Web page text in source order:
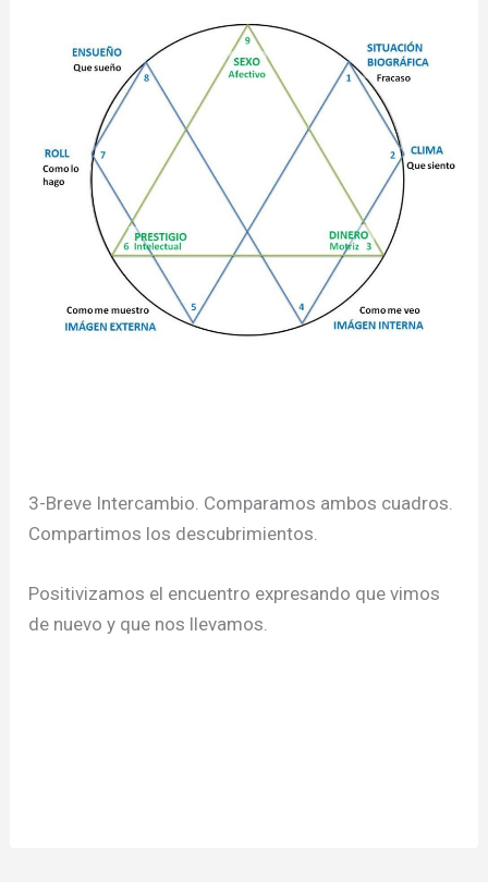
3-Breve Intercambio. Comparamos ambos cuadros.
Compartimos los descubrimientos.
Positivizamos el encuentro expresando que vimos
de nuevo y que nos llevamos.